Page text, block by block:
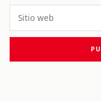
Sitio
web